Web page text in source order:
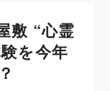
敷 “心霊
を今年